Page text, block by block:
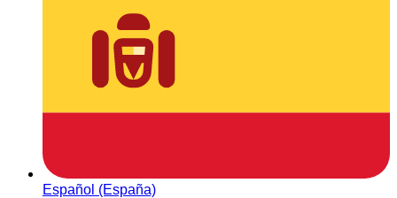
Español (España)